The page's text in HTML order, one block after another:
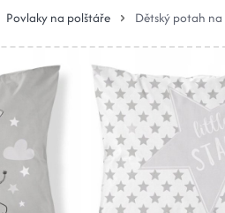
Povlaky na polštáře Dětský potah